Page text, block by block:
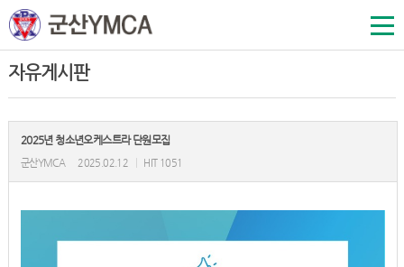
자유게시판
2025년 청소년오케스트라 단원모집
군산YMCA 2025.02.12 HIT 1051